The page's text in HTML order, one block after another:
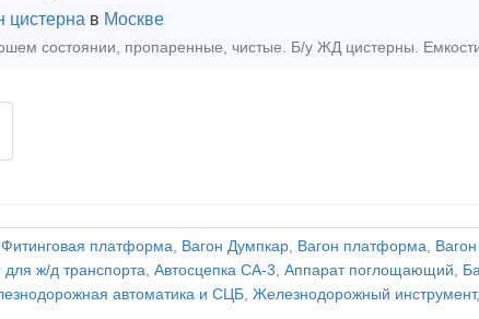
цистерна в Москве
Фитинговая платформа, Вагон Думпкар, Вагон платформа,
ж/д транспорта, Автосцепка СА-3, Аппарат поглощающий,
автоматика и СЦБ, Железнодорожный инструмент,